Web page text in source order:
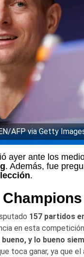
AFP via Getty
ayer ante los
. Además, fue
.
157 partidos
en esta
y lo bueno
toca ganar, ya que